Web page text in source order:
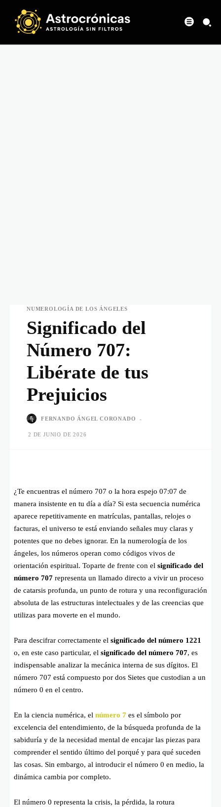
NUMEROLOGÍA DE LOS ÁNGELES
Significado del
Número 707:
Libérate de tus
Prejuicios
FERNANDO ÁNGEL CORONADO -
2 DE JUNIO DE 2026
¿Te encuentras el número 707 o la hora espejo 07:07 de
manera insistente en tu día a día? Si esta secuencia numérica
aparece repetitivamente en matrículas, pantallas, relojes o
facturas, el universo te está enviando señales muy claras y
potentes que no debes ignorar. En la numerología de los
ángeles, los números operan como códigos vivos de
orientación espiritual. Toparte de frente con el significado del
número 707 representa un llamado directo a vivir un proceso
de catarsis profunda, un punto de rotura y una reconfiguración
absoluta de las estructuras intelectuales y de las creencias que
utilizas para moverte en el mundo.
Para descifrar correctamente el significado del número 1221
o, en este caso particular, el significado del número 707, es
indispensable analizar la mecánica interna de sus dígitos. El
número 707 está compuesto por dos Sietes que custodian a un
número 0 en el centro.
En la ciencia numérica, el número 7 es el símbolo por
excelencia del entendimiento, de la búsqueda profunda de la
sabiduría y de la necesidad mental de encajar las piezas para
comprender el sentido último del porqué y para qué suceden
las cosas. Sin embargo, al introducir el número 0 en medio, la
dinámica cambia por completo.
El número 0 representa la crisis, la pérdida, la rotura